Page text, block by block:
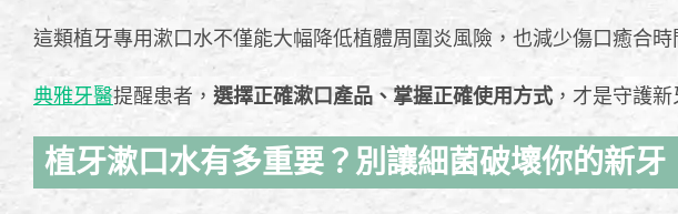
這類植牙專用漱口水不僅能大幅降低植體周圍炎風險，也減少傷口癒合時
典雅牙醫提醒患者， 選擇正確漱口產品、掌握正確使用方式，才是守護新
植牙漱口水有多重要？別讓細菌破壞你的新牙